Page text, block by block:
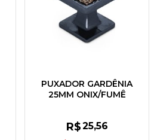
PUXADOR GARDÊNIA
25MM ONIX/FUMÊ
R$25,56